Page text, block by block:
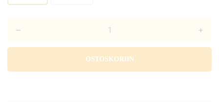
– +
OSTOSKORIIN